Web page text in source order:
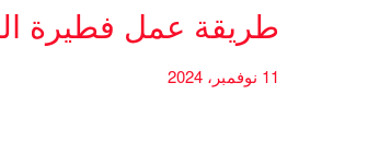
طريقة عمل فطيرة
11 نوفمبر، 2024